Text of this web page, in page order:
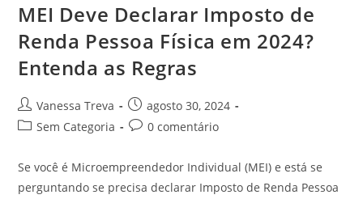
MEI Deve Declarar Imposto de
Renda Pessoa Física em 2024?
Entenda as Regras
Vanessa Treva
agosto 30, 2024
Sem Categoria
0 comentário
Se você é Microempreendedor Individual (MEI) e está se
perguntando se precisa declarar Imposto de Renda Pessoa